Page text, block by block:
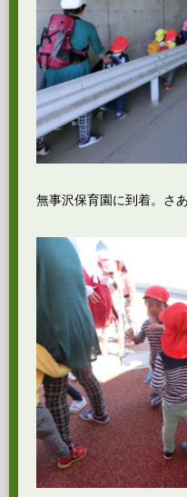
無事沢保育園に到着。さ